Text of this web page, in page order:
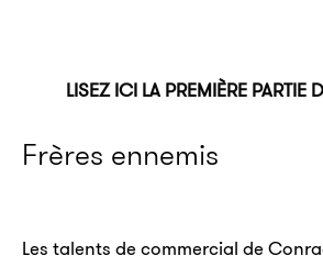
LISEZ ICI LA PREMIÈRE PARTIE
Frères ennemis
Les talents de commercial de